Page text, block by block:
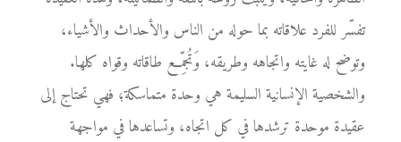
تفسّر للفرد علاقاته بما حوله من الناس والأحداث والأشياء،
وتوضح له غايته واتجاهه وطريقه، وَتُجمِّع طاقاته وقواه كلها.
والشخصية الإنسانية السليمة هي وحدة متماسكة؛ فهي تحتاج إلى
عقيدة موحدة ترشدها في كل اتجاه، وتساعدها في مواجهة